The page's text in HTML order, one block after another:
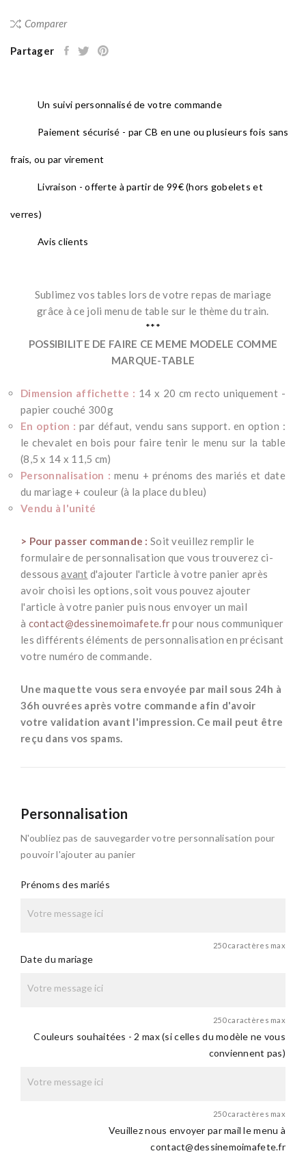
Comparer
Partager
Un suivi personnalisé de votre commande
Paiement sécurisé - par CB en une ou plusieurs fois sans
frais, ou par virement
Livraison - offerte à partir de 99€ (hors gobelets et
verres)
Avis clients
Sublimez vos tables lors de votre repas de mariage
grâce à ce joli menu de table sur le thème du train.
***
POSSIBILITE DE FAIRE CE MEME MODELE COMME
MARQUE-TABLE
Dimension affichette : 14 x 20 cm recto uniquement -
papier couché 300g
En option : par défaut, vendu sans support. en option :
le chevalet en bois pour faire tenir le menu sur la table
(8,5 x 14 x 11,5 cm)
Personnalisation : menu + prénoms des mariés et date
du mariage + couleur (à la place du bleu)
Vendu à l'unité
> Pour passer commande : Soit veuillez remplir le
formulaire de personnalisation que vous trouverez ci-
dessousavant d'ajouter l'article à votre panier après
avoir choisi les options, soit vous pouvez ajouter
l'article à votre panier puis nous envoyer un mail
à contact@dessinemoimafete.frpour nous communiquer
les différents éléments de personnalisation en précisant
votre numéro de commande.
Une maquette vous sera envoyée par mail sous 24h à
36h ouvrées après votre commande afin d'avoir
votre validation avant l'impression. Ce mail peut être
reçu dans vos spams.
Personnalisation
N'oubliez pas de sauvegarder votre personnalisation pour
pouvoir l'ajouter au panier
Prénoms des mariés
250 caractères max
Date du mariage
250 caractères max
Couleurs souhaitées - 2 max (si celles du modèle ne vous
conviennent pas)
250 caractères max
Veuillez nous envoyer par mail le menu à
contact@dessinemoimafete.fr